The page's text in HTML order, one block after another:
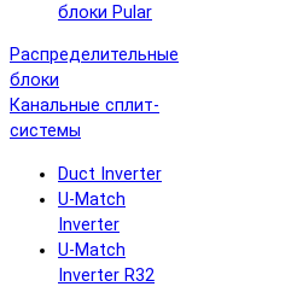
блоки Pular
Распределительные
блоки
Канальные сплит-
системы
Duct Inverter
U-Match
Inverter
U-Match
Inverter R32